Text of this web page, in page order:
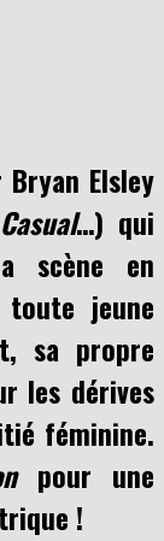
Elsley
Casual…) qui
scène en
jeune
sa propre
les dérives
féminine.
pour une
!